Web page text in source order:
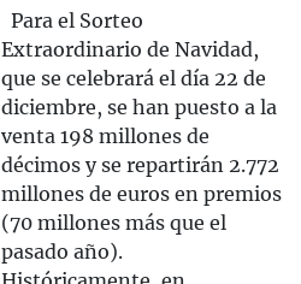
Para el Sorteo
Extraordinario de Navidad,
que se celebrará el día 22 de
diciembre, se han puesto a la
venta 198 millones de
décimos y se repartirán 2.772
millones de euros en premios
(70 millones más que el
pasado año).